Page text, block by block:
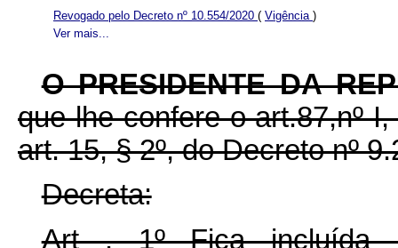
Ver mais...
Revogado pelo Decreto nº 10.554/2020 ( Vigência )
O PRESIDENTE DA
que lhe confere o art.87,nº
art. 15, § 2º, do Decreto nº
Decreta:
Art . 1º Fica incluída